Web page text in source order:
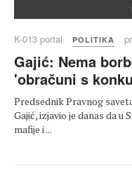
K-013 portal POLITIKA
Gajić: Nema
'obračuni s
Predsednik Pravnog
Gajić, izjavio je danas da
mafije i ...